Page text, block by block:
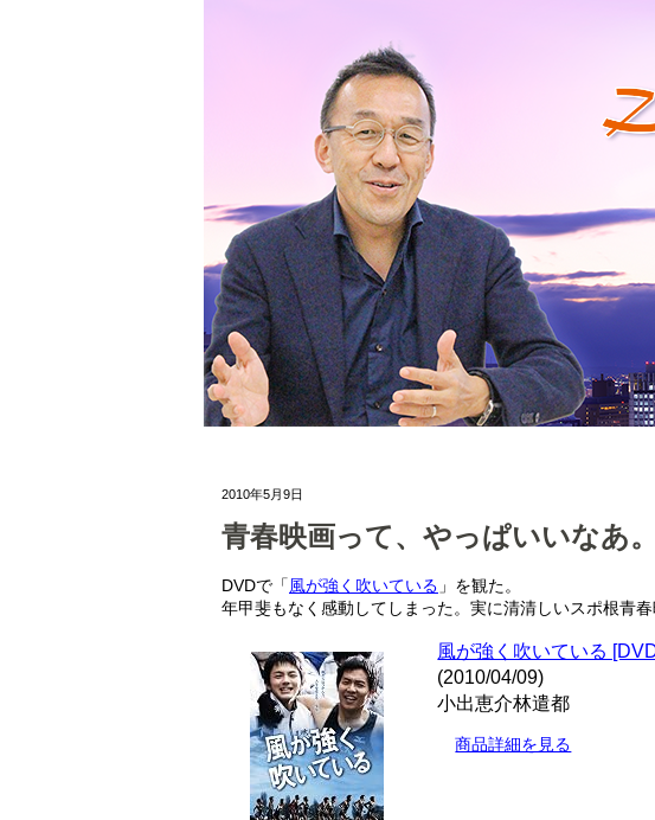
2010年5月9日
青春映画って、やっぱいいなあ。
DVDで「風が強く吹いている 」を観た。
年甲斐もなく感動してしまった。実に清清しいスポ根青春
風が強く吹いている
(2010/04/09)
小出恵介林遣都
商品詳細を見る